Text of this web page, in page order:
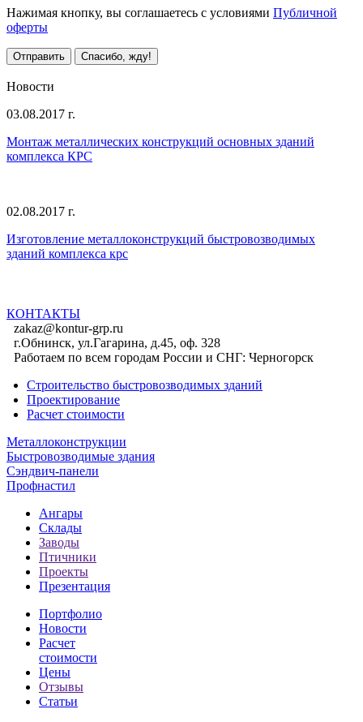
Нажимая кнопку, вы соглашаетесь с условиями Публичной
оферты
Отправить Спасибо, жду!
Новости
03.08.2017 г.
Монтаж металлических конструкций основных зданий
комплекса КРС
02.08.2017 г.
Изготовление металлоконструкций быстровозводимых
зданий комплекса крс
КОНТАКТЫ
zakaz@kontur-grp.ru
г.Обнинск, ул.Гагарина, д.45, оф. 328
Работаем по всем городам России и СНГ: Черногорск
Строительство быстровозводимых зданий
Проектирование
Расчет стоимости
Металлоконструкции
Быстровозводимые здания
Сэндвич-панели
Профнастил
Ангары
Склады
Заводы
Птичники
Проекты
Презентация
Портфолио
Новости
Расчет
стоимости
Цены
Отзывы
Статьи